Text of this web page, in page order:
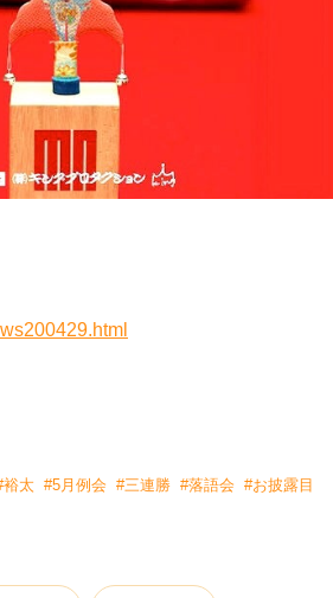
裕太 #5月例会 #三連勝 #落語会 #お披露目